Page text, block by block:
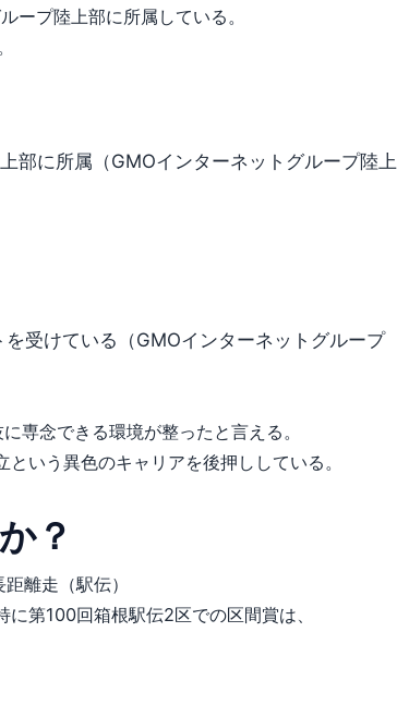
ープ陸上部に所属している。
部に所属（GMOインターネットグループ陸上
受けている（GMOインターネットグループ
専念できる環境が整ったと言える。
いう異色のキャリアを後押ししている。
？
離走（駅伝）
第100回箱根駅伝2区での区間賞は、